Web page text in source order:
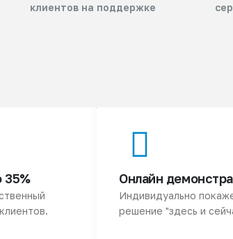
клиентов на поддержке
35% Онлайн
Индивидуально
решение "здесь и